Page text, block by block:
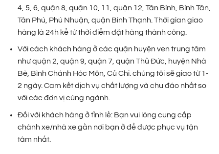
4, 5, 6, quận 8, quận 10, 11, quận 12, Tân Bình, Bình Tân,
Tân Phú, Phú Nhuận, quận Bình Thạnh. Thời gian giao
hàng là 24h kể từ thời điểm đặt hàng thành công.
Với cách khách hàng ở các quận huyện ven trung tâm
như quận 2, quận 9, quận 7, quận Thủ Đức, huyện Nhà
Bè, Bình Chánh Hóc Môn, Củ Chi. chúng tôi sẽ giao từ 1-
2 ngày. Cam kết dịch vụ chất lượng và chu đáo nhất so
với các đơn vị cùng ngành.
Đối với khách hàng ở tỉnh lẻ: Bạn vui lòng cung cấp
chành xe/nhà xe gần nơi bạn ở để được phục vụ tận
tâm nhất.